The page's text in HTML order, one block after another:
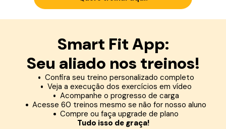
Smart Fit App:
Seu aliado nos treinos!
Confira seu treino personalizado completo
Veja a execução dos exercícios em vídeo
Acompanhe o progresso de carga
Acesse 60 treinos mesmo se não for nosso aluno
Compre ou faça upgrade de plano
Tudo isso de graça!